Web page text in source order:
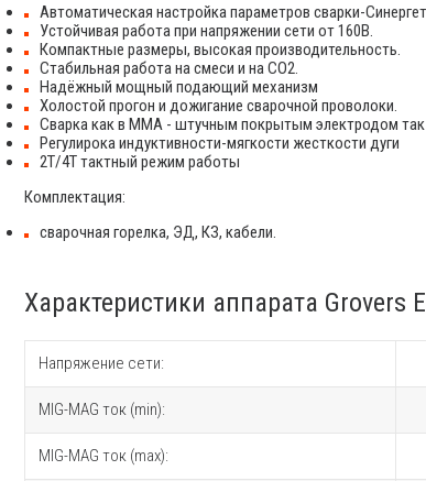
Автоматическая настройка параметров сварки-
Устойчивая работа при напряжении сети от 160В.
Компактные размеры, высокая производительность.
Стабильная работа на смеси и на CO2.
Надёжный мощный подающий механизм
Холостой прогон и дожигание сварочной проволоки.
Сварка как в ММА - штучным покрытым электродом так
Регулирока индуктивности-мягкости жесткости дуги
2Т/4Т тактный режим работы
Комплектация:
сварочная горелка, ЭД, КЗ, кабели.
Характеристики аппарата Grovers
Напряжение сети:
MIG-MAG ток (min):
MIG-MAG ток (max):